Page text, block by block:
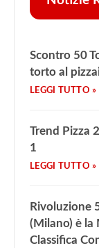
Scontro 50
torto al
Trend Pizza
1
Rivoluzione
(Milano) è la
Classifica